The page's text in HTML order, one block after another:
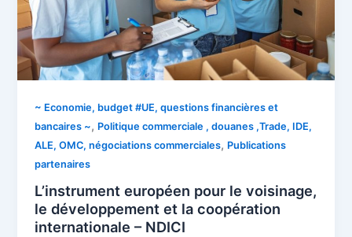
~ Economie, budget #UE, questions financières et
bancaires ~, Politique commerciale , douanes ,Trade, IDE,
ALE, OMC, négociations commerciales, Publications
partenaires
L’instrument européen pour le voisinage,
le développement et la coopération
internationale – NDICI